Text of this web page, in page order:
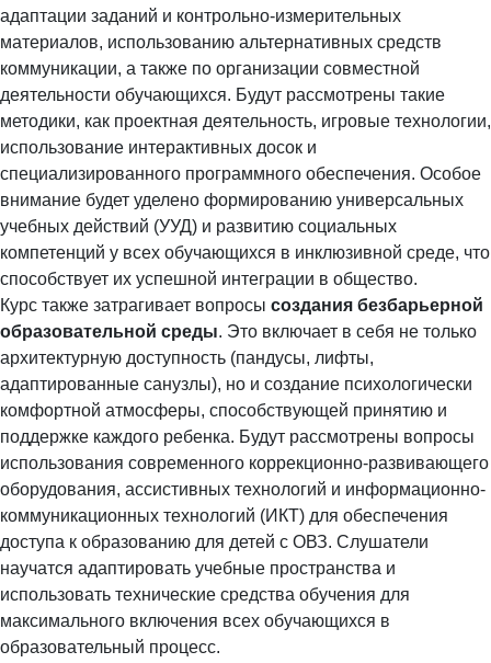
адаптации заданий и контрольно-измерительных
материалов, использованию альтернативных средств
коммуникации, а также по организации совместной
деятельности обучающихся. Будут рассмотрены такие
методики, как проектная деятельность, игровые технологии,
использование интерактивных досок и
специализированного программного обеспечения. Особое
внимание будет уделено формированию универсальных
учебных действий (УУД) и развитию социальных
компетенций у всех обучающихся в инклюзивной среде, что
способствует их успешной интеграции в общество.
Курс также затрагивает вопросы создания безбарьерной
образовательной среды. Это включает в себя не только
архитектурную доступность (пандусы, лифты,
адаптированные санузлы), но и создание психологически
комфортной атмосферы, способствующей принятию и
поддержке каждого ребенка. Будут рассмотрены вопросы
использования современного коррекционно-развивающего
оборудования, ассистивных технологий и информационно-
коммуникационных технологий (ИКТ) для обеспечения
доступа к образованию для детей с ОВЗ. Слушатели
научатся адаптировать учебные пространства и
использовать технические средства обучения для
максимального включения всех обучающихся в
образовательный процесс.